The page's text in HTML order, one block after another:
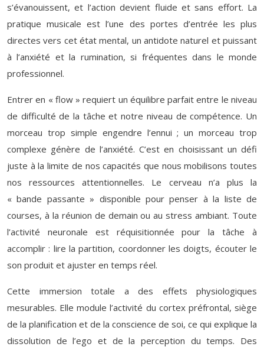
s’évanouissent, et l’action devient fluide et sans effort. La
pratique musicale est l’une des portes d’entrée les plus
directes vers cet état mental, un antidote naturel et puissant
à l’anxiété et la rumination, si fréquentes dans le monde
professionnel.
Entrer en « flow » requiert un équilibre parfait entre le niveau
de difficulté de la tâche et notre niveau de compétence. Un
morceau trop simple engendre l’ennui ; un morceau trop
complexe génère de l’anxiété. C’est en choisissant un défi
juste à la limite de nos capacités que nous mobilisons toutes
nos ressources attentionnelles. Le cerveau n’a plus la
« bande passante » disponible pour penser à la liste de
courses, à la réunion de demain ou au stress ambiant. Toute
l’activité neuronale est réquisitionnée pour la tâche à
accomplir : lire la partition, coordonner les doigts, écouter le
son produit et ajuster en temps réel.
Cette immersion totale a des effets physiologiques
mesurables. Elle module l’activité du cortex préfrontal, siège
de la planification et de la conscience de soi, ce qui explique la
dissolution de l’ego et de la perception du temps. Des